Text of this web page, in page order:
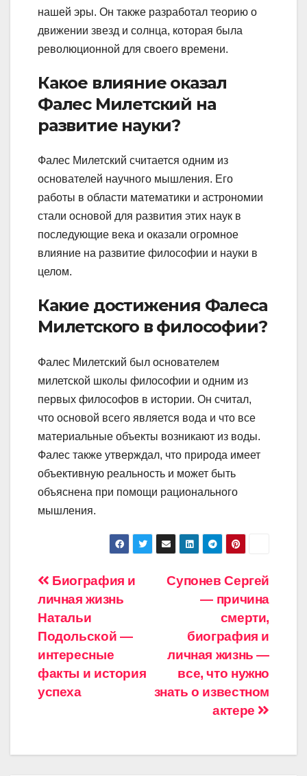
нашей эры. Он также разработал теорию о
движении звезд и солнца, которая была
революционной для своего времени.
Какое влияние оказал
Фалес Милетский на
развитие науки?
Фалес Милетский считается одним из
основателей научного мышления. Его
работы в области математики и астрономии
стали основой для развития этих наук в
последующие века и оказали огромное
влияние на развитие философии и науки в
целом.
Какие достижения Фалеса
Милетского в философии?
Фалес Милетский был основателем
милетской школы философии и одним из
первых философов в истории. Он считал,
что основой всего является вода и что все
материальные объекты возникают из воды.
Фалес также утверждал, что природа имеет
объективную реальность и может быть
объяснена при помощи рационального
мышления.
Навигация
по
записям
Супонев Сергей
— причина
смерти,
биография и
личная жизнь —
все, что нужно
знать о известном
актере
Биография и
личная жизнь
Натальи
Подольской —
интересные
факты и история
успеха